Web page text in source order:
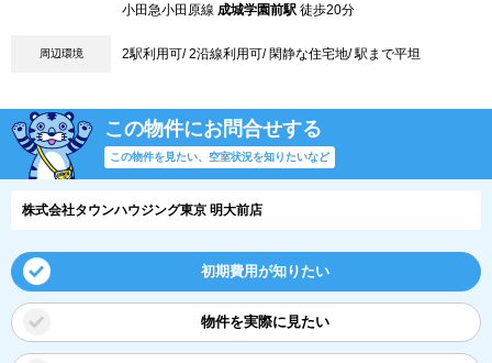
小田急小田原線 成城学園前駅 徒歩20分
周辺環境 2駅利用可/ 2沿線利用可/ 閑静な住宅地/ 駅まで平坦
この物件にお問合せする
この物件を見たい、空室状況を知りたいなど
株式会社タウンハウジング東京 明大前店
初期費用が知りたい
物件を実際に見たい